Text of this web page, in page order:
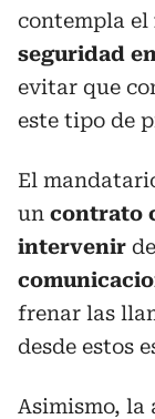
contempla el
seguridad
evitar que
este tipo de
El
un contrato
intervenir
frenar las
desde estos
Asimismo,